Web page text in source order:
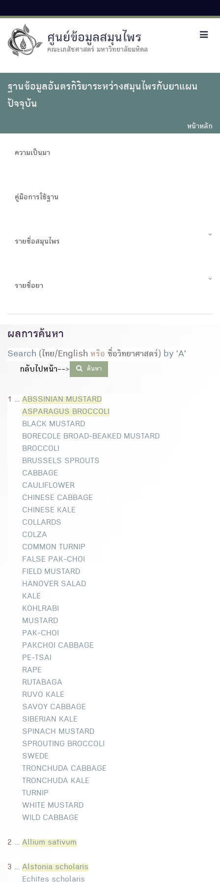
ศูนย์ข้อมูลสมุนไพร
คณะเภสัชศาสตร์ มหาวิทยาลัยมหิดล
ฐานข้อมูลอันตรกิริยาระหว่างสมุนไพรกับยาแผน
ปัจจุบัน
หน้าหลัก
ความเป็นมา
คู่มือการใช้ฐาน
รายชื่อสมุนไพร
รายชื่อยา
ผลการค้นหา
Search (ไทย/English หรือ ชื่อวิทยาศาสตร์) by 'A'
กลับไปหน้า--> ค้นหา
1 ... ABSSINIAN MUSTARD
ASPARAGUS BROCCOLI
BLACK MUSTARD
BORECOLE BROAD-BEAKED MUSTARD
BROCCOLI
BRUSSELS SPROUTS
CABBAGE
CAULIFLOWER
CHINESE CABBAGE
CHINESE KALE
COLLARDS
COLZA
COMMON TURNIP
FALSE PAK-CHOI
FIELD MUSTARD
HANOVER SALAD
KALE
KOHLRABI
MUSTARD
PAK-CHOI
PAKCHOI CABBAGE
PE-TSAI
RAPE
RUTABAGA
RUVO KALE
SAVOY CABBAGE
SIBERIAN KALE
SPINACH MUSTARD
SPROUTING BROCCOLI
SWEDE
TRONCHUDA CABBAGE
TRONCHUDA KALE
TURNIP
WHITE MUSTARD
WILD CABBAGE
2 ... Allium sativum
3 ... Alstonia scholaris
Echites scholaris